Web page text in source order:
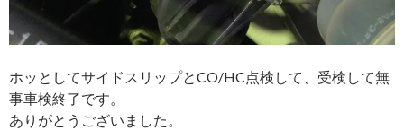
ホッとしてサイドスリップとCO/HC点検して、受検して無
事車検終了です。
ありがとうございました。